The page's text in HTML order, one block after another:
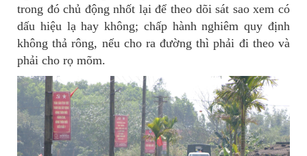
trong đó chủ động nhốt lại để theo dõi sát sao xem có
dấu hiệu lạ hay không; chấp hành nghiêm quy định
không thả rông, nếu cho ra đường thì phải đi theo và
phải cho rọ mõm.